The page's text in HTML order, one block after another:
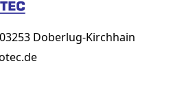
Doberlug-Kirchhain